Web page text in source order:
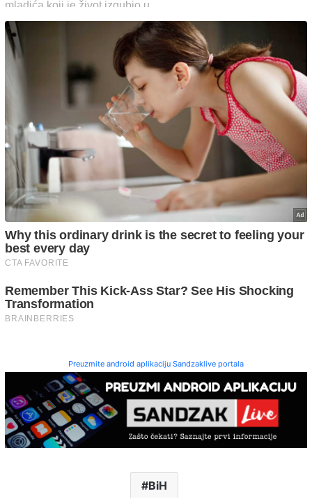
Preuzmite android aplikaciju Sandzaklive portala
BiH